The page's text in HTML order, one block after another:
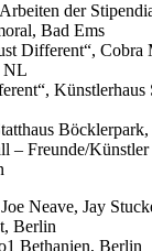
der
Bad Ems
Different“, Cobra
NL
Künstlerhaus
– Freunde/Künstler
Neave, Jay
Berlin
Bethanien, Berlin